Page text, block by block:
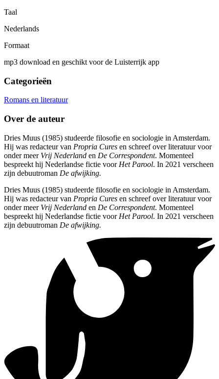
Taal
Nederlands
Formaat
mp3 download en geschikt voor de Luisterrijk app
Categorieën
Romans en literatuur
Over de auteur
Dries Muus (1985) studeerde filosofie en sociologie in Amsterdam.
Hij was redacteur van Propria Cures en schreef over literatuur voor
onder meer Vrij Nederland en De Correspondent. Momenteel
bespreekt hij Nederlandse fictie voor Het Parool. In 2021 verscheen
zijn debuutroman De afwijking.
Dries Muus (1985) studeerde filosofie en sociologie in Amsterdam.
Hij was redacteur van Propria Cures en schreef over literatuur voor
onder meer Vrij Nederland en De Correspondent. Momenteel
bespreekt hij Nederlandse fictie voor Het Parool. In 2021 verscheen
zijn debuutroman De afwijking.